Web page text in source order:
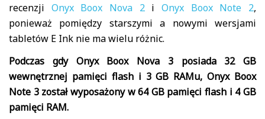
recenzji Onyx Boox Nova 2iOnyx Boox Note 2,
ponieważ pomiędzy starszymi a nowymi wersjami
tabletów E Ink nie ma wielu różnic.
Podczas gdy Onyx Boox Nova 3 posiada 32 GB
wewnętrznej pamięci flash i 3 GB RAMu, Onyx Boox
Note 3 został wyposażony w 64 GB pamięci flash i 4 GB
pamięci RAM.